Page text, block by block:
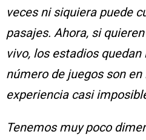
veces ni siquiera puede
pasajes. Ahora, si
vivo, los estadios quedan
número de juegos son en
experiencia casi
Tenemos muy poco